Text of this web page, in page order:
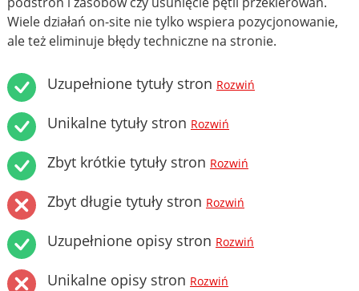
Wiele działań on-site nie tylko wspiera pozycjonowanie,
ale też eliminuje błędy techniczne na stronie.
Uzupełnione tytuły stron Rozwiń
Unikalne tytuły stron Rozwiń
Zbyt krótkie tytuły stron Rozwiń
Zbyt długie tytuły stron Rozwiń
Uzupełnione opisy stron Rozwiń
Unikalne opisy stron Rozwiń